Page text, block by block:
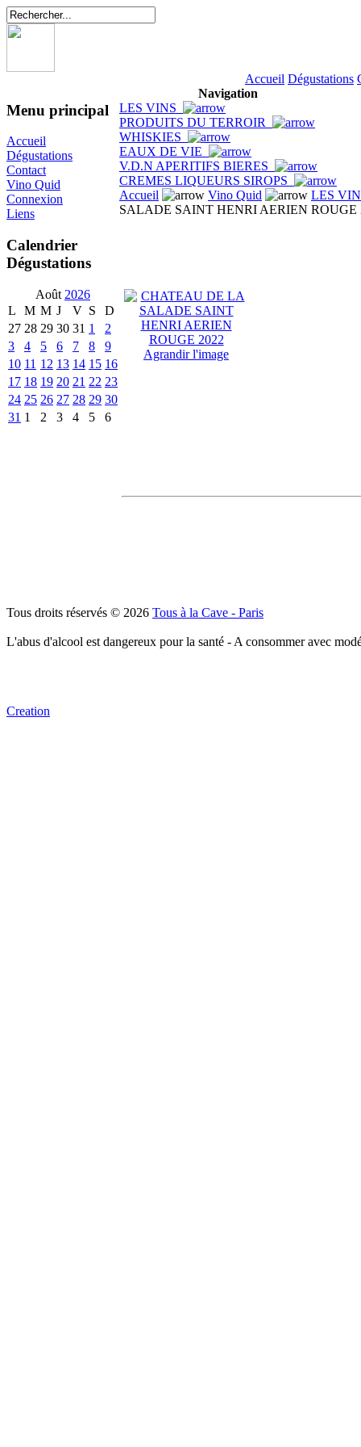
Accueil Dégustations
Menu principal
Accueil
Dégustations
Contact
Vino Quid
Connexion
Liens
Calendrier
Dégustations
Août 2026
L
M M J V S
D
27 28 29 30 31 1
2
3
4 5 6 7 8
9
10 11 12 13 14 15 16
17 18 19 20 21 22 23
24 25 26 27 28 29 30
31 1 2 3 4 5 6
Navigation
LES VINS
PRODUITS DU TERROIR
WHISKIES
EAUX DE VIE
V.D.N APERITIFS BIERES
CREMES LIQUEURS SIROPS
Accueil
Vino Quid
LES
SALADE SAINT HENRI AERIEN ROUGE
Agrandir l'image
Tous droits réservés © 2026 Tous à la Cave - Paris
L'abus d'alcool est dangereux pour la santé - A consommer avec
Creation